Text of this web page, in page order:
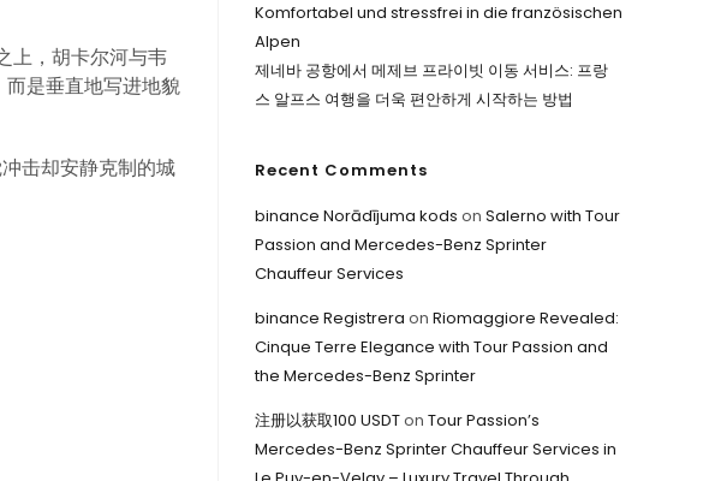
上，胡卡尔河与韦
是垂直地写进地貌
击却安静克制的城
Komfortabel und stressfrei in die französischen
Alpen
제네바 공항에서 메제브 프라이빗 이동 서비스: 프랑
스 알프스 여행을 더욱 편안하게 시작하는 방법
Recent Comments
binance Norādījuma kods on Salerno with Tour
Passion and Mercedes-Benz Sprinter
Chauffeur Services
binance Registrera on Riomaggiore Revealed:
Cinque Terre Elegance with Tour Passion and
the Mercedes-Benz Sprinter
注册以获取100 USDTon Tour Passion’s
Mercedes-Benz Sprinter Chauffeur Services in